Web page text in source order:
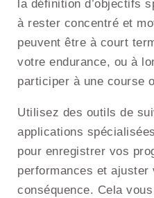
la définition d’objectifs
à rester concentré et
peuvent être à court
votre endurance, ou à
participer à une course
Utilisez des outils de
applications
pour enregistrer vos
performances et
conséquence. Cela